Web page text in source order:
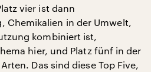
vier ist dann
Chemikalien in der Umwelt,
kombiniert ist,
hier, und Platz fünf in der
Das sind diese Top Five,